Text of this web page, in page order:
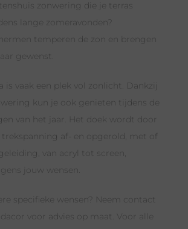
zonwering die je terras
lange zomeravonden?
temperen de zon en brengen
gewenst.
is vaak een plek vol zonlicht. Dankzij
kun je ook genieten tijdens de
van het jaar. Het doek wordt door
trekspanning af- en opgerold, met of
van acryl tot screen,
jouw wensen.
specifieke wensen? Neem contact
voor advies op maat. Voor alle